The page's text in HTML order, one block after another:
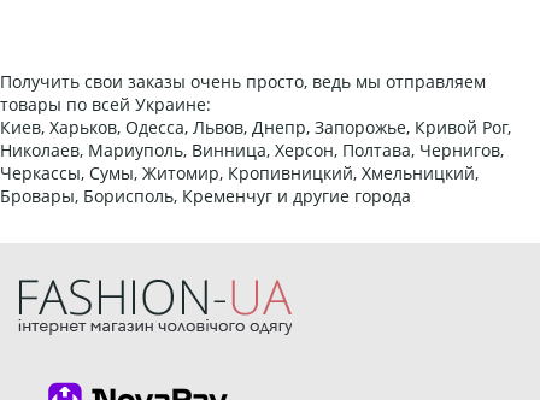
Получить свои заказы очень просто, ведь мы отправляем
товары по всей Украине:
Киев, Харьков, Одесса, Львов, Днепр, Запорожье, Кривой Рог,
Николаев, Мариуполь, Винница, Херсон, Полтава, Чернигов,
Черкассы, Сумы, Житомир, Кропивницкий, Хмельницкий,
Бровары, Борисполь, Кременчуг и другие города